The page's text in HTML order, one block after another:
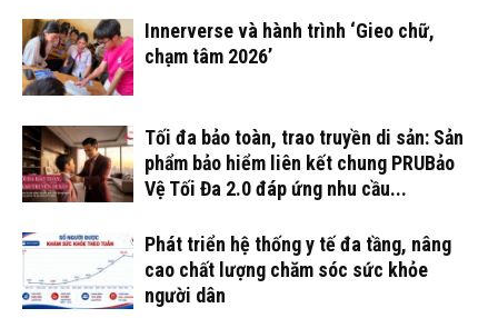
Innerverse và hành trình ‘Gieo chữ,
chạm tâm 2026’
Tối đa bảo toàn, trao truyền di sản: Sản
phẩm bảo hiểm liên kết chung PRUBảo
Vệ Tối Đa 2.0 đáp ứng nhu cầu...
Phát triển hệ thống y tế đa tầng, nâng
cao chất lượng chăm sóc sức khỏe
người dân